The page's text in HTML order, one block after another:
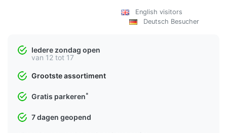
English visitors
Deutsch Besucher
Iedere zondag open
van 12 tot 17
Grootste assortiment
Gratis parkeren*
7 dagen geopend